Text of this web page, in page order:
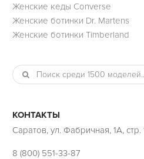
Женские кеды Converse
Женские ботинки Dr. Martens
Женские ботинки Timberland
КОНТАКТЫ
Саратов, ул. Фабричная, 1А,
8 (800) 551-33-87